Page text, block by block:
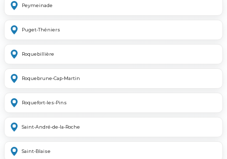
Peymeinade
Puget-Théniers
Roquebillière
Roquebrune-Cap-Martin
Roquefort-les-Pins
Saint-André-de-la-Roche
Saint-Blaise